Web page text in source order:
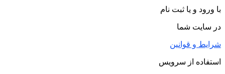
با ورود و یا ثبت نام
در سایت شما
شرایط و قوانین
استفاده از سرویس